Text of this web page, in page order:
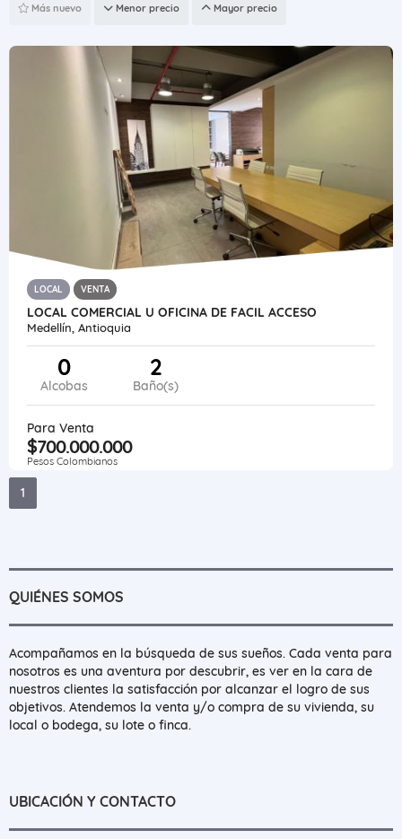
Más nuevo Menor precio Mayor precio
LOCAL VENTA
LOCAL COMERCIAL U OFICINA DE FACIL ACCESO
Medellín, Antioquia
0
Alcobas
2
Baño(s)
Para Venta
$700.000.000
Pesos Colombianos
1
QUIÉNES SOMOS
Acompañamos en la búsqueda de sus sueños. Cada venta para
nosotros es una aventura por descubrir, es ver en la cara de
nuestros clientes la satisfacción por alcanzar el logro de sus
objetivos. Atendemos la venta y/o compra de su vivienda, su
local o bodega, su lote o finca.
UBICACIÓN Y CONTACTO